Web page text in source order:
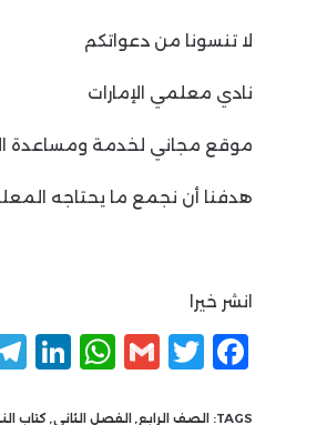
لا تنسونا من دعواتكم
نادي معلمي الإمارات
موقع مجاني لخدمة ومساعدة
هدفنا أن نجمع ما يحتاجه
انشر خيرا
F
T
G
W
Li
TAGS: الصف الرابع, الفصل الثاني, كتاب